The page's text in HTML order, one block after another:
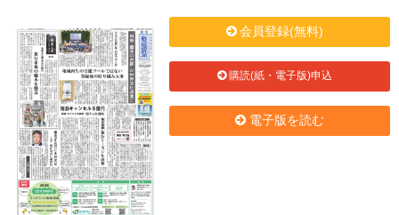
会員登録(無料)
購読(紙・電子版)申込
電子版を読む